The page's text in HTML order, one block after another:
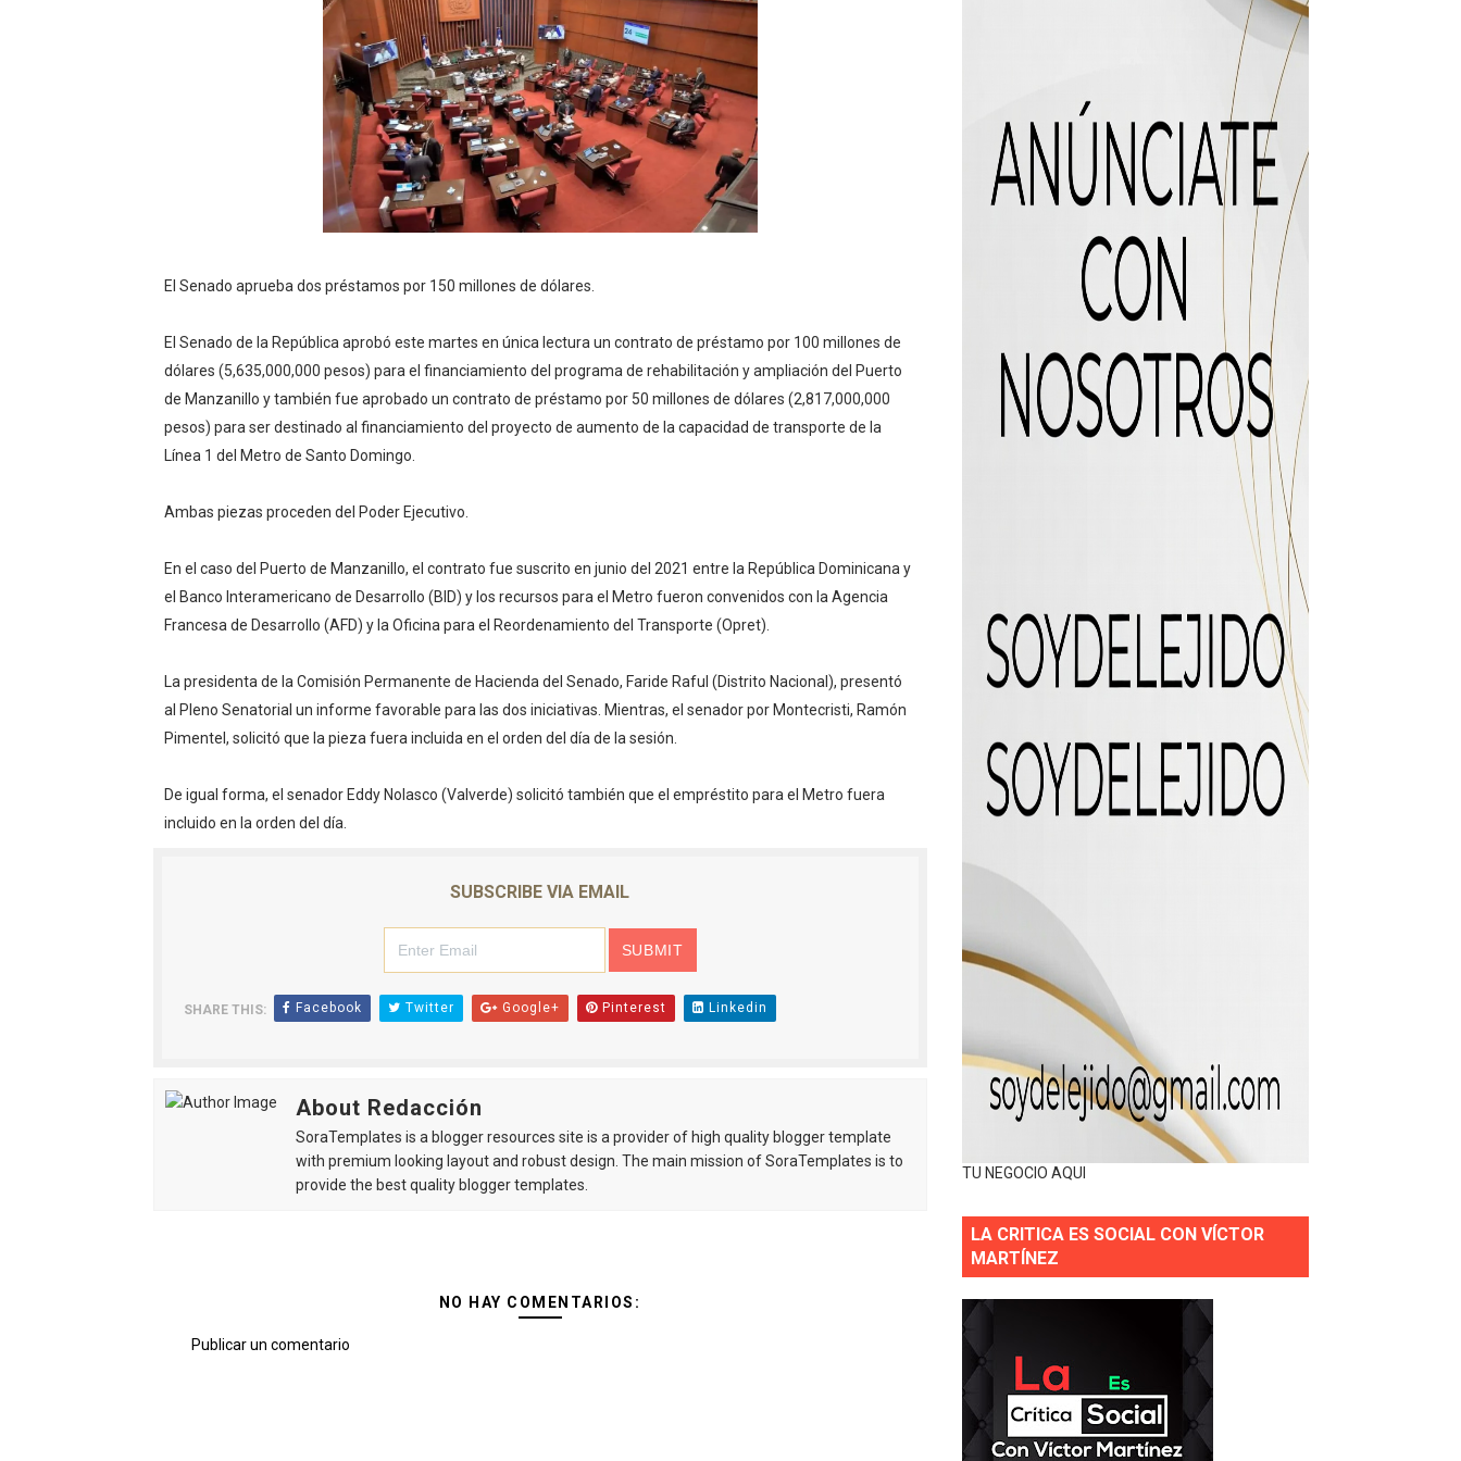
Un sismo de magnitud 3,4 se registra en una provincia amazónica de Ecuador
Incendio en Grecia quema 12,600 hectáreas y obliga a nuevas evacuaciones
Pacheman apuesta por la evolución del merengue típico moderno con el lanzamiento de “Cosas Locas”
Un derrumbe en el centro de Cuba deja dos personas muertas y otra herida
Condenan a dos 'streamers' franceses por torturar hasta la muerte a su colega en directo
El Senado aprueba dos préstamos por 150 millones de dólares.
El Senado de la República aprobó este martes en única lectura un contrato de préstamo por 100 millones de
dólares (5,635,000,000 pesos) para el financiamiento del programa de rehabilitación y ampliación del Puerto
de Manzanillo y también fue aprobado un contrato de préstamo por 50 millones de dólares (2,817,000,000
pesos) para ser destinado al financiamiento del proyecto de aumento de la capacidad de transporte de la
Línea 1 del Metro de Santo Domingo.
Ambas piezas proceden del Poder Ejecutivo.
En el caso del Puerto de Manzanillo, el contrato fue suscrito en junio del 2021 entre la República Dominicana y
el Banco Interamericano de Desarrollo (BID) y los recursos para el Metro fueron convenidos con la Agencia
Francesa de Desarrollo (AFD) y la Oficina para el Reordenamiento del Transporte (Opret).
La presidenta de la Comisión Permanente de Hacienda del Senado, Faride Raful (Distrito Nacional), presentó
al Pleno Senatorial un informe favorable para las dos iniciativas. Mientras, el senador por Montecristi, Ramón
Pimentel, solicitó que la pieza fuera incluida en el orden del día de la sesión.
De igual forma, el senador Eddy Nolasco (Valverde) solicitó también que el empréstito para el Metro fuera
incluido en la orden del día.
SUBSCRIBE VIA EMAIL
SHARE THIS: Facebook Twitter Google+ Pinterest Linkedin
About Redacción
SoraTemplates is a blogger resources site is a provider of high quality blogger template
with premium looking layout and robust design. The main mission of SoraTemplates is to
provide the best quality blogger templates.
NO HAY COMENTARIOS:
Publicar un comentario
TU NEGOCIO AQUI
LA CRITICA ES SOCIAL CON VÍCTOR
MARTÍNEZ